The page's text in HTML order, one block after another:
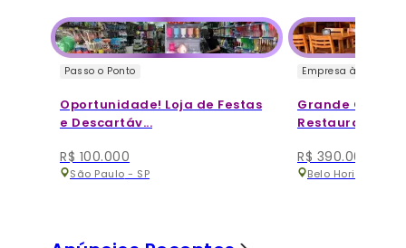
Passo o Ponto
Oportunidade! Loja de Festas
e Descartáv...
R$ 100.000
São Paulo - SP
Empresa à Venda
Grande
Restaurante
R$ 390.000
Belo Horizonte